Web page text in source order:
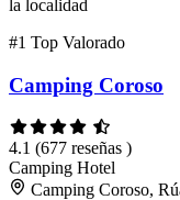
la localidad
#1 Top Valorado
Camping Coroso
4.1 (677 reseñas )
Camping Hotel
Camping Coroso,